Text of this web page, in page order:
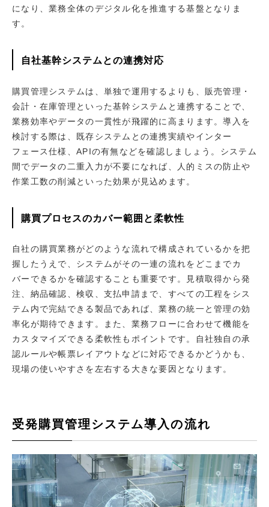
になり、業務全体のデジタル化を推進する基盤となりま
す。
自社基幹システムとの連携対応
購買管理システムは、単独で運用するよりも、販売管理・
会計・在庫管理といった基幹システムと連携することで、
業務効率やデータの一貫性が飛躍的に高まります。導入を
検討する際は、既存システムとの連携実績やインター
フェース仕様、APIの有無などを確認しましょう。システム
間でデータの二重入力が不要になれば、人的ミスの防止や
作業工数の削減といった効果が見込めます。
購買プロセスのカバー範囲と柔軟性
自社の購買業務がどのような流れで構成されているかを把
握したうえで、システムがその一連の流れをどこまでカ
バーできるかを確認することも重要です。見積取得から発
注、納品確認、検収、支払申請まで、すべての工程をシス
テム内で完結できる製品であれば、業務の統一と管理の効
率化が期待できます。また、業務フローに合わせて機能を
カスタマイズできる柔軟性もポイントです。自社独自の承
認ルールや帳票レイアウトなどに対応できるかどうかも、
現場の使いやすさを左右する大きな要因となります。
受発購買管理システム導入の流れ